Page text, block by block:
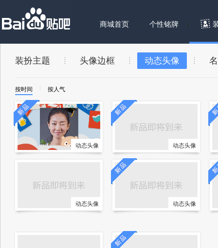
商城首页 个性铭牌
装扮主题 头像边框 动态头像
按时间 按人气
动态头像 动态头像
动态头像 动态头像